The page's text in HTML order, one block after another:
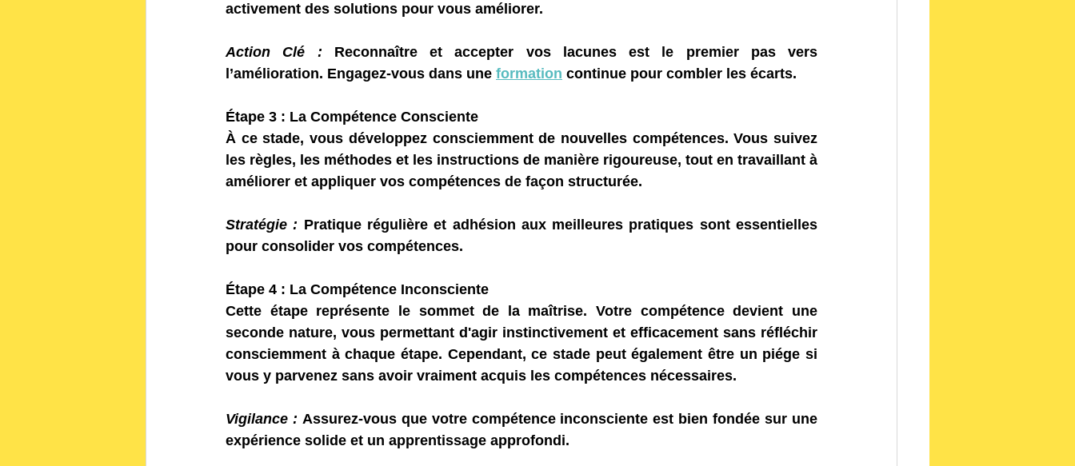
activement des solutions pour vous améliorer.
Action Clé : Reconnaître et accepter vos lacunes est le premier pas vers
l’amélioration. Engagez-vous dans une formation continue pour combler les écarts.
Étape 3 : La Compétence Consciente
À ce stade, vous développez consciemment de nouvelles compétences. Vous suivez
les règles, les méthodes et les instructions de manière rigoureuse, tout en travaillant à
améliorer et appliquer vos compétences de façon structurée.
Stratégie : Pratique régulière et adhésion aux meilleures pratiques sont essentielles
pour consolider vos compétences.
Étape 4 : La Compétence Inconsciente
Cette étape représente le sommet de la maîtrise. Votre compétence devient une
seconde nature, vous permettant d'agir instinctivement et efficacement sans réfléchir
consciemment à chaque étape. Cependant, ce stade peut également être un piége si
vous y parvenez sans avoir vraiment acquis les compétences nécessaires.
Vigilance : Assurez-vous que votre compétence inconsciente est bien fondée sur une
expérience solide et un apprentissage approfondi.